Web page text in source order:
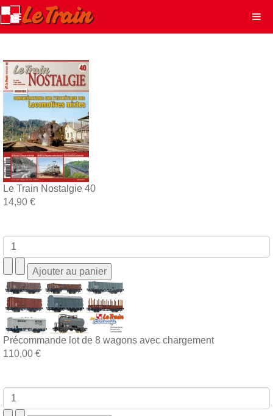
Le Train Nostalgie 40
14,90 €
Précommande lot de 8 wagons avec chargement
110,00 €